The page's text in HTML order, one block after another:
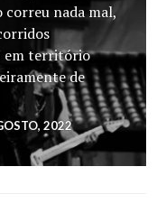
correu nada mal,
em território
de
MAIDEN + WITHIN
2022